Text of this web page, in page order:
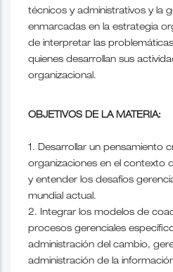
técnicos y administrativos y la
enmarcadas en la estrategia
de interpretar las
quienes desarrollan sus
organizacional.
OBJETIVOS DE LA MATERIA:
1. Desarrollar un pensamiento
organizaciones en el contexto
y entender los desafíos
mundial actual.
2. Integrar los modelos de
procesos gerenciales
administración del cambio,
administración de la